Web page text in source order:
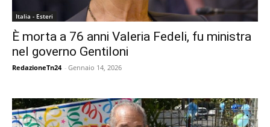
Italia - Esteri
È morta a 76 anni Valeria Fedeli, fu ministra
nel governo Gentiloni
RedazioneTn24 - Gennaio 14, 2026